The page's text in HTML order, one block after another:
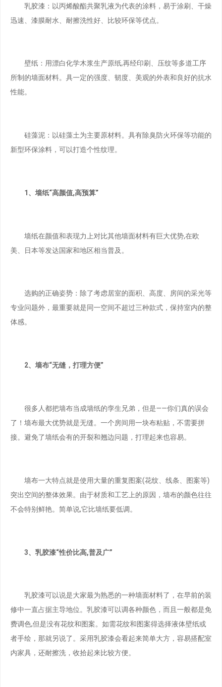
乳胶漆：以丙烯酸酯共聚乳液为代表的涂料，易于涂刷、干燥
迅速、漆膜耐水、耐擦洗性好、比较环保等优点。
壁纸：用漂白化学木浆生产原纸,再经印刷、压纹等多道工序
所制的墙面材料。具一定的强度、韧度、美观的外表和良好的抗水
性能。
硅藻泥：以硅藻土为主要原材料。具有除臭防火环保等功能的
新型环保涂料，可以打造个性纹理。
1、墙纸“高颜值,高预算”
墙纸在颜值和表现力上对比其他墙面材料有巨大优势,在欧
美、日本等发达国家和地区相当普及。
选购的正确姿势：除了考虑居室的面积、高度、房间的采光等
专业问题外，最重要就是同一空间不超过三种款式，保持室内的整
体感。
2、墙布“无缝，打理方便”
很多人都把墙布当成墙纸的孪生兄弟，但是——你们真的误会
了！墙布最大优势就是无缝。一个房间用一块布粘贴，不需要拼
接。避免了墙纸会有的开裂和翘边问题，打理起来也容易。
墙布一大特点就是使用大量的重复图案(花纹、线条、图案等)
突出空间的整体效果。由于材质和工艺上的原因，墙布的颜色往往
不会特别鲜艳。简单说,它比墙纸要低调。
3、乳胶漆“性价比高,普及广”
乳胶漆可以说是大家最为熟悉的一种墙面材料了，在早前的装
修中一直占据主导地位。乳胶漆可以调各种颜色，而且一般都是免
费调色,但是没有花纹和图案。如需花纹和图案得选择液体壁纸或
者手绘，那就另说了。采用乳胶漆会看起来简单大方，容易搭配室
内家具，还耐擦洗，收拾起来比较方便。